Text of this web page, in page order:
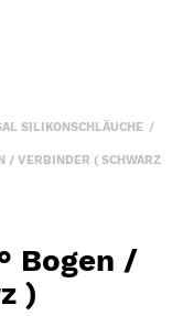
SILIKONSCHLÄUCHE
/ VERBINDER ( SCHWARZ
Bogen /
)